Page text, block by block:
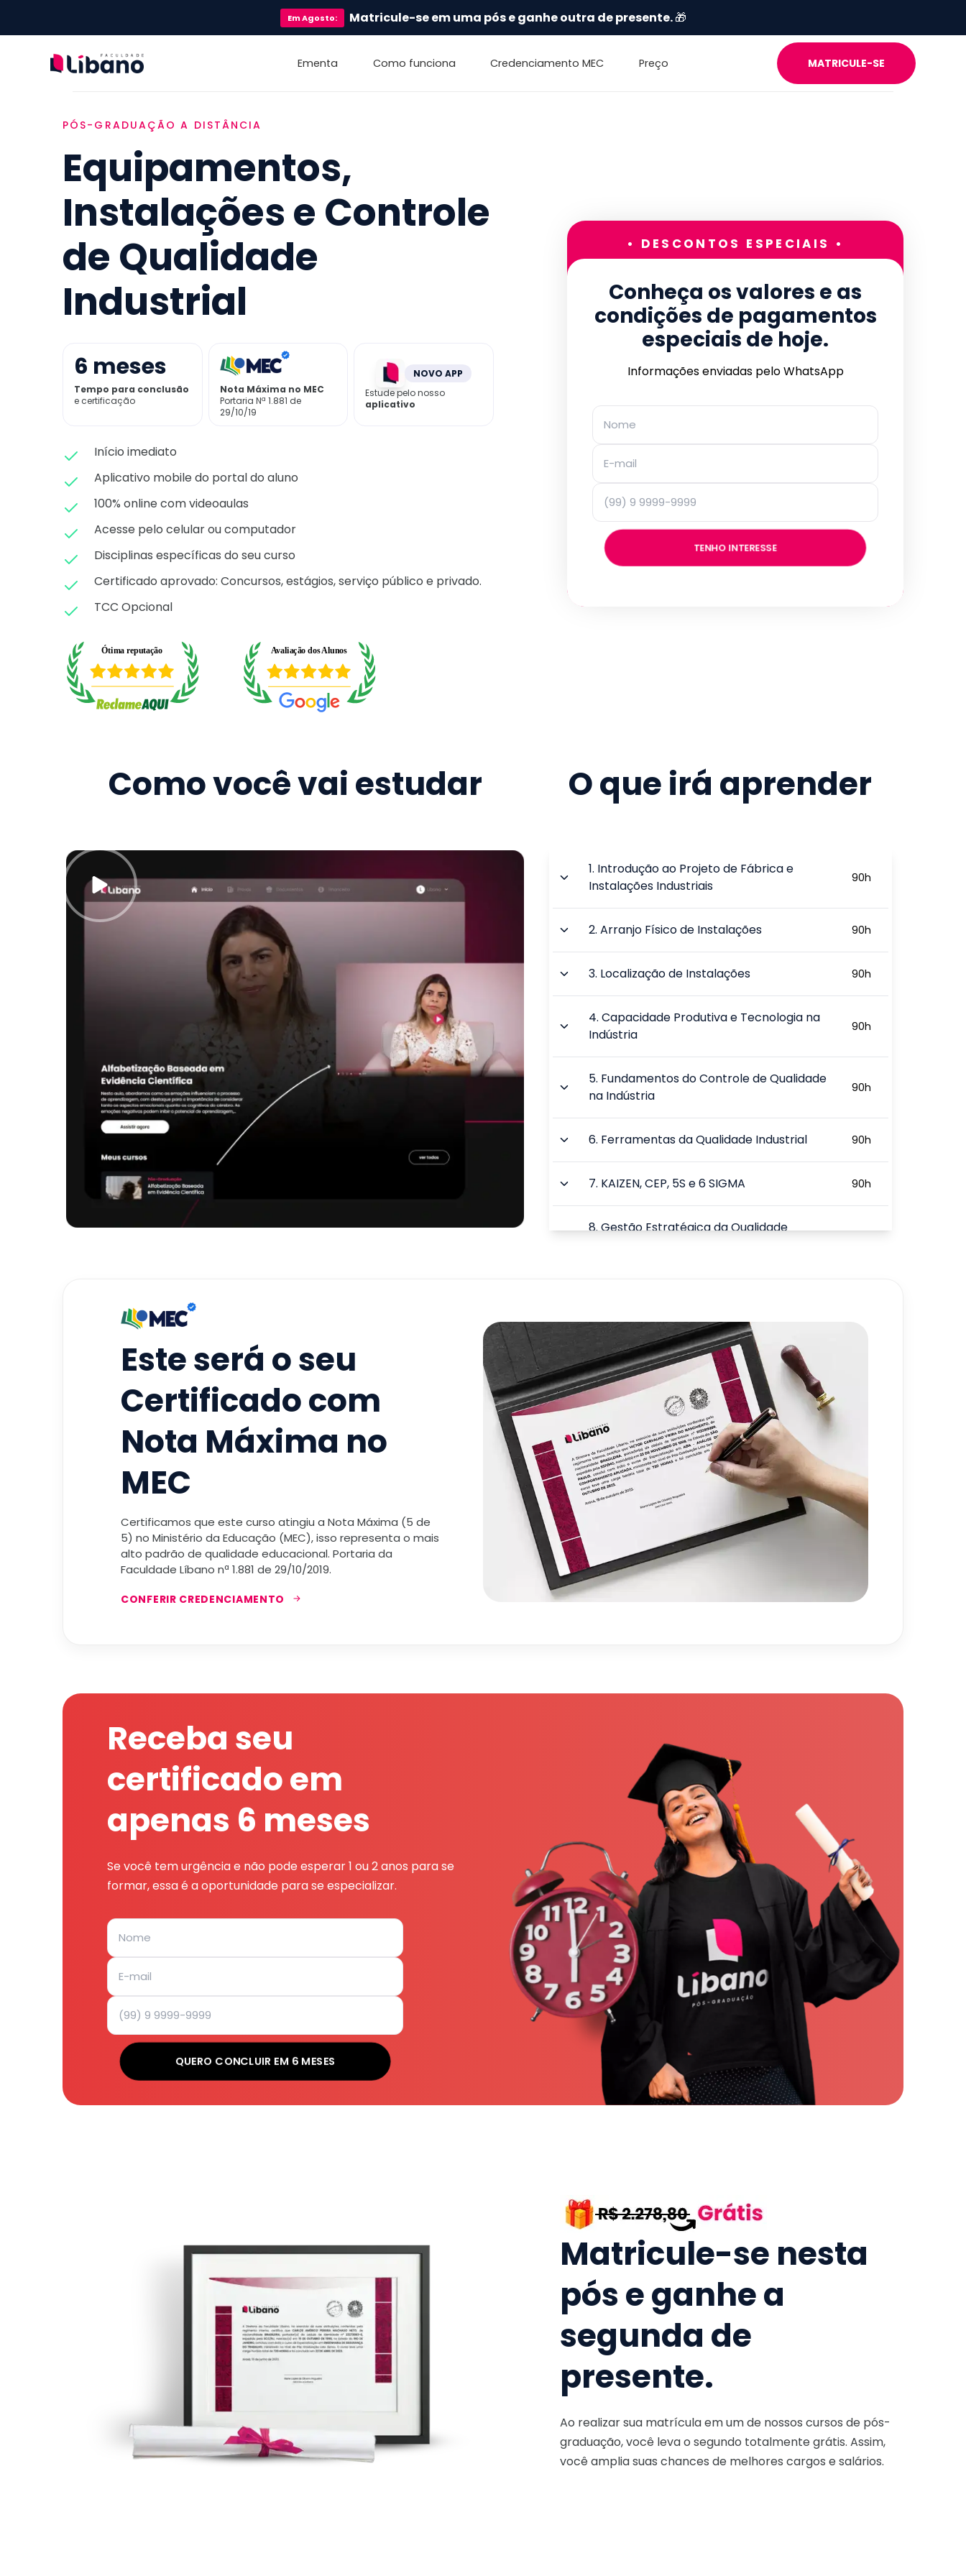
EmAgosto: Matricule-se em uma pós e ganhe outra de presente.🎁
Ementa Como funciona Credenciamento MEC Preço MATRICULE-SE
PÓS-GRADUAÇÃO A DISTÂNCIA
Equipamentos,
Instalações e Controle
de Qualidade
Industrial
6 meses
Tempo para conclusão
e certificação
Nota Máxima no MEC
Portaria Nª 1.881 de
29/10/19
NOVO APP
Estude pelo nosso
aplicativo
Início imediato
Aplicativo mobile do portal do aluno
100% online com videoaulas
Acesse pelo celular ou computador
Disciplinas específicas do seu curso
Certificado aprovado: Concursos, estágios, serviço público e privado.
TCC Opcional
• DESCONTOS ESPECIAIS •
Conheça os valores e as
condições de pagamentos
especiais de hoje.
Informações enviadas pelo WhatsApp
TENHO INTERESSE
Como você vai estudar O que irá aprender
1. Introdução ao Projeto de Fábrica e
Instalações Industriais
90h
2.Arranjo Físico de Instalações 90h
3. Localização de Instalações 90h
4.Capacidade Produtiva e Tecnologia na
Indústria
90h
5. Fundamentos do Controle de Qualidade
na Indústria
90h
6. Ferramentas da Qualidade Industrial 90h
7. KAIZEN, CEP, 5S e 6 SIGMA 90h
8.Gestão Estratégica da Qualidade
90h
Este será o seu
Certificado com
Nota Máxima no
MEC
Certificamos que este curso atingiu a Nota Máxima (5 de
5) no Ministério da Educação (MEC), isso representa o mais
alto padrão de qualidade educacional. Portaria da
Faculdade Líbano nª 1.881 de 29/10/2019.
CONFERIR CREDENCIAMENTO
Receba seu
certificado em
apenas 6 meses
Se você tem urgência e não pode esperar 1 ou 2 anos para se
formar, essa é a oportunidade para se especializar.
QUERO CONCLUIR EM 6 MESES
Matricule-se nesta
pós e ganhe a
segunda de
presente.
Ao realizar sua matrícula em um de nossos cursos de pós-
graduação, você leva o segundo totalmente grátis. Assim,
você amplia suas chances de melhores cargos e salários.